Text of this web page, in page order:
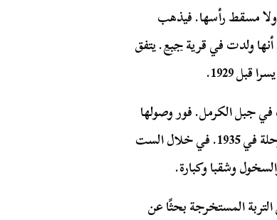
عائلتها ولا مسقط رأسها. فيذهب
أنها ولدت في قريةجبع. يتفق
1929.
في جبل الكرمل. فور وصولها
عينت يسرا في فريقها واستمرت معها لمدة 6 سنين حتى نهاية الرحلة في 1935. في خلال الست
وشقبا وكبارة.
المستخرجة بحثًا عن